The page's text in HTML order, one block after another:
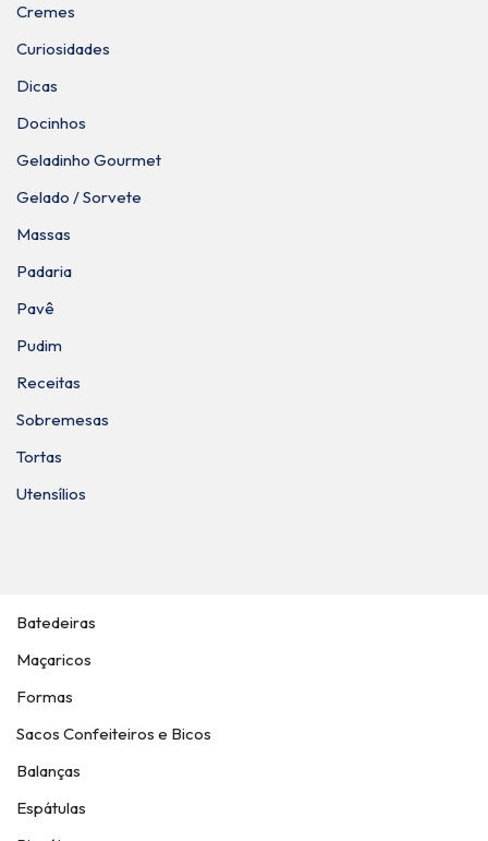
Cremes
Curiosidades
Dicas
Docinhos
Geladinho Gourmet
Gelado / Sorvete
Massas
Padaria
Pavê
Pudim
Receitas
Sobremesas
Tortas
Utensílios
Batedeiras
Maçaricos
Formas
Sacos Confeiteiros e Bicos
Balanças
Espátulas